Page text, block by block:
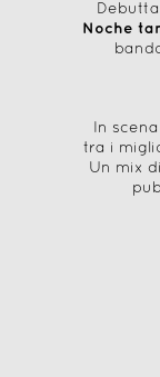
Noche
In
tra i
Un mix